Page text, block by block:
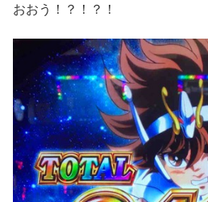
おおう！？！？！